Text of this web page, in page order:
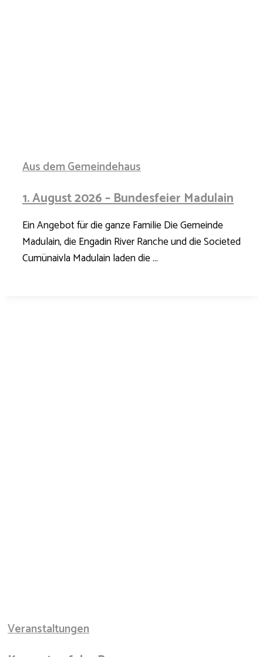
Aus dem Gemeindehaus
1. August 2026 – Bundesfeier Madulain
Ein Angebot für die ganze Familie Die Gemeinde
Madulain, die Engadin River Ranche und die Societed
Cumünaivla Madulain laden die ...
Veranstaltungen